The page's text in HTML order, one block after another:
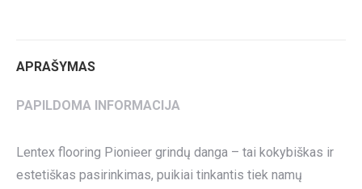
APRAŠYMAS
PAPILDOMA INFORMACIJA
Lentex flooring Pionieer grindų danga – tai kokybiškas ir
estetiškas pasirinkimas, puikiai tinkantis tiek namų